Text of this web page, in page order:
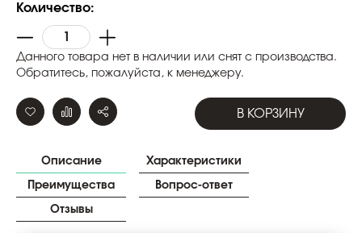
Количество:
Данного товара нет в наличии или снят с производства.
Обратитесь, пожалуйста, к менеджеру.
В КОРЗИНУ
Описание Характеристики
Преимущества Вопрос-ответ
Отзывы